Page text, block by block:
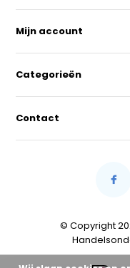
Mijn account
Categorieën
Contact
© Copyright